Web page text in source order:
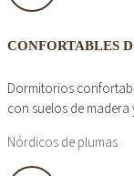
CONFORTABLES
Dormitorios
con suelos de
Nórdicos de plumas